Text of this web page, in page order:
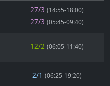
27/3 (14:55-18:00)
27/3 (05:45-09:40)
12/2 (06:05-11:40)
2/1 (06:25-19:20)